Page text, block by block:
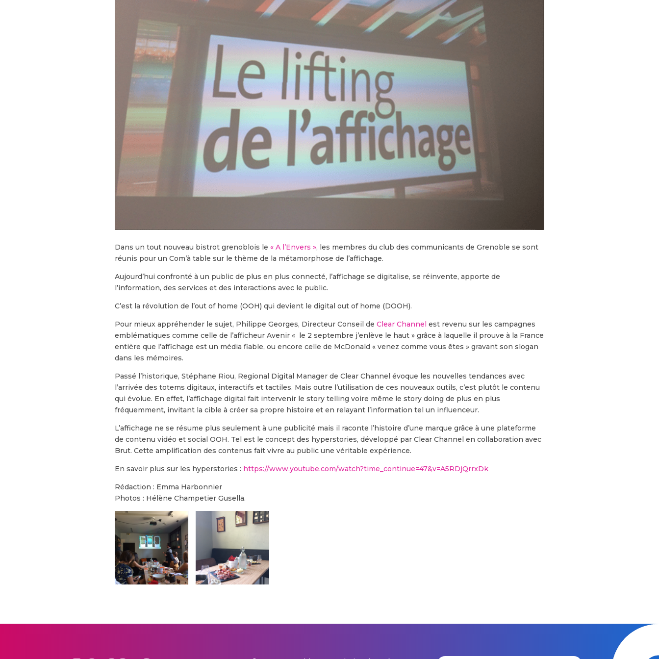
Dans un tout nouveau bistrot grenoblois le « A l’Envers », les membres du club des communicants de Grenoble se sont
réunis pour un Com’à table sur le thème de la métamorphose de l’affichage.
Aujourd’hui confronté à un public de plus en plus connecté, l’affichage se digitalise, se réinvente, apporte de
l’information, des services et des interactions avec le public.
C’est la révolution de l’out of home (OOH) qui devient le digital out of home (DOOH).
Pour mieux appréhender le sujet, Philippe Georges, Directeur Conseil deClear Channel est revenu sur les campagnes
emblématiques comme celle de l’afficheur Avenir « le 2 septembre j’enlève le haut » grâce à laquelle il prouve à la France
entière que l’affichage est un média fiable, ou encore celle de McDonald « venez comme vous êtes » gravant son slogan
dans les mémoires.
Passé l’historique, Stéphane Riou, Regional Digital Manager de Clear Channel évoque les nouvelles tendances avec
l’arrivée des totems digitaux, interactifs et tactiles. Mais outre l’utilisation de ces nouveaux outils, c’est plutôt le contenu
qui évolue. En effet, l’affichage digital fait intervenir le story telling voire même le story doing de plus en plus
fréquemment, invitant la cible à créer sa propre histoire et en relayant l’information tel un influenceur.
L’affichage ne se résume plus seulement à une publicité mais il raconte l’histoire d’une marque grâce à une plateforme
de contenu vidéo et social OOH. Tel est le concept des hyperstories, développé par Clear Channel en collaboration avec
Brut. Cette amplification des contenus fait vivre au public une véritable expérience.
En savoir plus sur les hyperstories : https://www.youtube.com/watch?time_continue=47&v=A5RDjQrrxDk
Rédaction : Emma Harbonnier
Photos : Hélène Champetier Gusella.